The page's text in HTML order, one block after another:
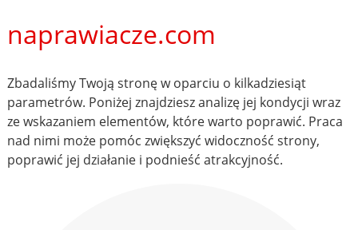
naprawiacze.com
Zbadaliśmy Twoją stronę w oparciu o kilkadziesiąt
parametrów. Poniżej znajdziesz analizę jej kondycji wraz
ze wskazaniem elementów, które warto poprawić. Praca
nad nimi może pomóc zwiększyć widoczność strony,
poprawić jej działanie i podnieść atrakcyjność.